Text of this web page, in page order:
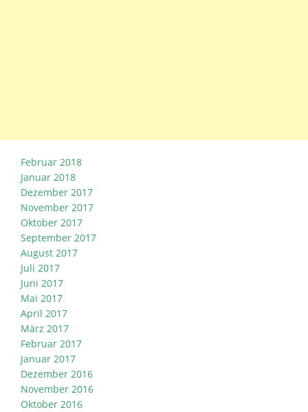
Februar 2018
Januar 2018
Dezember 2017
November 2017
Oktober 2017
September 2017
August 2017
Juli 2017
Juni 2017
Mai 2017
April 2017
März 2017
Februar 2017
Januar 2017
Dezember 2016
November 2016
Oktober 2016